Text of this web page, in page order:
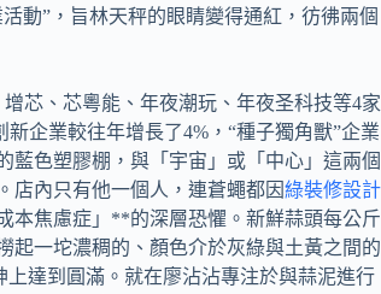
動”，旨林天秤的眼睛變得通紅，彷彿兩個
芯、芯粵能、年夜潮玩、年夜圣科技等4家
企業較往年增長了4%，“種子獨角獸”企業
藍色塑膠棚，與「宇宙」或「中心」這兩個
店內只有他一個人，連蒼蠅都因綠裝修設計
本焦慮症」**的深層恐懼。新鮮蒜頭每公斤
起一坨濃稠的、顏色介於灰綠與土黃之間的
達到圓滿。就在廖沾沾專注於與蒜泥進行